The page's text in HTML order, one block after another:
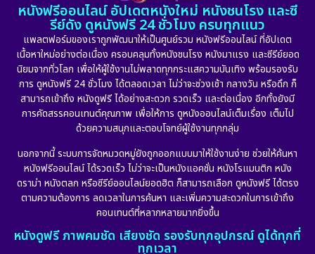
หนังฟรีออนไลน์ อัปเดตหนังใหม่ หนังชนโรง และซี
รีย์ดัง ดูหนังฟรี 24 ชั่วโมง ครบทุกแนว
แพลตฟอร์มของเราถูกพัฒนาให้เป็นศูนย์รวม หนังฟรีออนไลน์ ที่อัปเดต
เนื้อหาใหม่อย่างต่อเนื่อง ครอบคลุมทั้งหนังชนโรง หนังมาแรง และซีรีย์ยอด
นิยมจากทั่วโลก เพื่อให้ผู้ใช้งานไม่พลาดทุกกระแสความบันเทิง พร้อมรองรับ
การ ดูหนังฟรี 24 ชั่วโมง ได้ตลอดเวลา ไม่ว่าจะช่วงเช้า กลางวัน หรือดึก ก็
สามารถเข้าถึง หนังดูฟรี ได้อย่างสะดวก รวดเร็ว และต่อเนื่อง อีกทั้งยังมี
การคัดสรรคอนเทนต์คุณภาพ เพื่อให้การ ดูหนังออนไลน์เต็มเรื่อง เต็มไป
ด้วยความสนุกและตอบโจทย์ผู้ใช้งานทุกกลุ่ม
นอกจากนี้ ระบบการจัดหมวดหมู่ยังถูกออกแบบมาให้ใช้งานง่าย ช่วยให้ค้นหา
หนังฟรีออนไลน์ ได้รวดเร็ว ไม่ว่าจะเป็นหนังแอคชั่น หนังโรแมนติก หนัง
ดราม่า หนังตลก หรือซีรีย์ออนไลน์ยอดฮิต ก็สามารถเลือก ดูหนังฟรี ได้ตรง
ตามความต้องการ ลดเวลาในการค้นหา และเพิ่มความสะดวกในการเข้าถึง
คอนเทนต์ที่หลากหลายมากยิ่งขึ้น
หนังดูฟรี ภาพคมชัด เสียงชัด รองรับทุกอุปกรณ์ ดูได้ทุกที่
ทุกเวลา